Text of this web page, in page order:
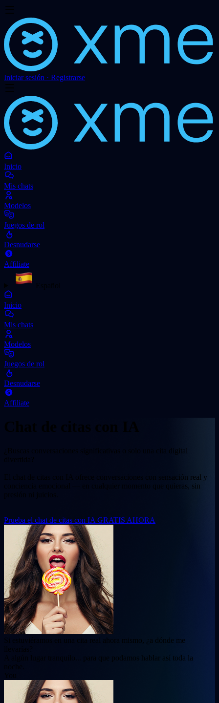
Iniciar sesión · Registrarse
Inicio
Mis chats
Modelos
Juegos de rol
Desnudarse
Affiliate
Inicio
Mis chats
Modelos
Juegos de rol
Desnudarse
Affiliate
Chat de citas con IA
¿Buscas conversaciones significativas o solo una cita digital
El chat de citas con IA ofrece conversaciones con sensación real y
conciencia emocional — en cualquier momento que quieras, sin
Prueba el chat de citas con IA GRATIS AHORA
Si estuviéramos en una cita real ahora mismo, ¿a dónde me
llevarías?
A algún lugar tranquilo... para que podamos hablar así toda la
noche.